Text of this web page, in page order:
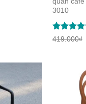
3010
Rated5
419.000₫